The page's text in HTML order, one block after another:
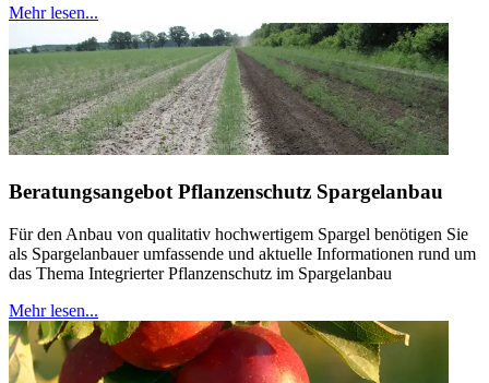
Mehr lesen...
Beratungsangebot Pflanzenschutz Spargelanbau
Für den Anbau von qualitativ hochwertigem Spargel benötigen Sie
als Spargelanbauer umfassende und aktuelle Informationen rund um
das Thema Integrierter Pflanzenschutz im Spargelanbau
Mehr lesen...